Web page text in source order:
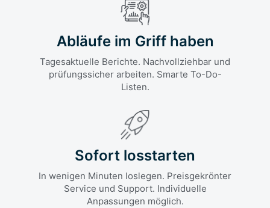
Abläufe im Griff haben
Tagesaktuelle Berichte. Nachvollziehbar und
prüfungssicher arbeiten. Smarte To-Do-
Listen.
Sofort losstarten
In wenigen Minuten loslegen. Preisgekrönter
Service und Support. Individuelle
Anpassungen möglich.